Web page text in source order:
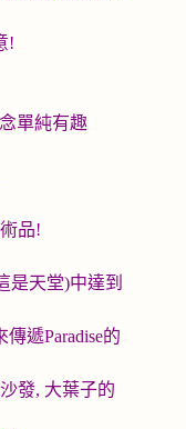
!
單純有趣
品!
是天堂)中達到
傳遞Paradise的
發, 大葉子的